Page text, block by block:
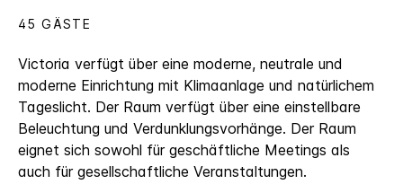
Victoria verfügt über eine moderne, neutrale und
moderne Einrichtung mit Klimaanlage und natürlichem
Tageslicht. Der Raum verfügt über eine einstellbare
Beleuchtung und Verdunklungsvorhänge. Der Raum
eignet sich sowohl für geschäftliche Meetings als
auch für gesellschaftliche Veranstaltungen.
45 GÄSTE